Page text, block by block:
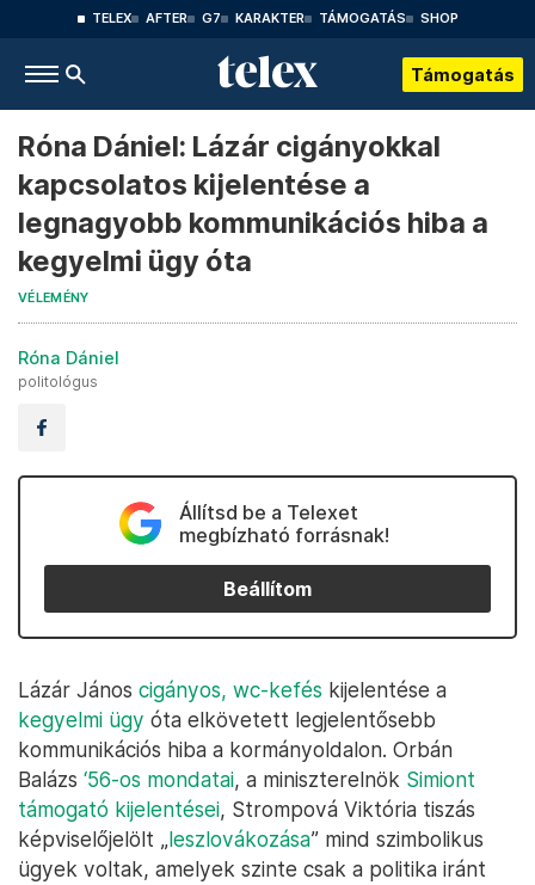
TELEX AFTER G7 KARAKTER TÁMOGATÁS SHOP
Támogatás
Róna Dániel: Lázár cigányokkal
kapcsolatos kijelentése a
legnagyobb kommunikációs hiba a
kegyelmi ügy óta
VÉLEMÉNY
Róna Dániel
politológus
Állítsd be a Telexet
megbízható forrásnak!
Beállítom
Lázár János cigányos, wc-kefés kijelentése a
kegyelmi ügy óta elkövetett legjelentősebb
kommunikációs hiba a kormányoldalon. Orbán
Balázs ‘56-os mondatai, a miniszterelnök Simiont
támogató kijelentései, Strompová Viktória tiszás
képviselőjelölt „leszlovákozása” mind szimbolikus
ügyek voltak, amelyek szinte csak a politika iránt